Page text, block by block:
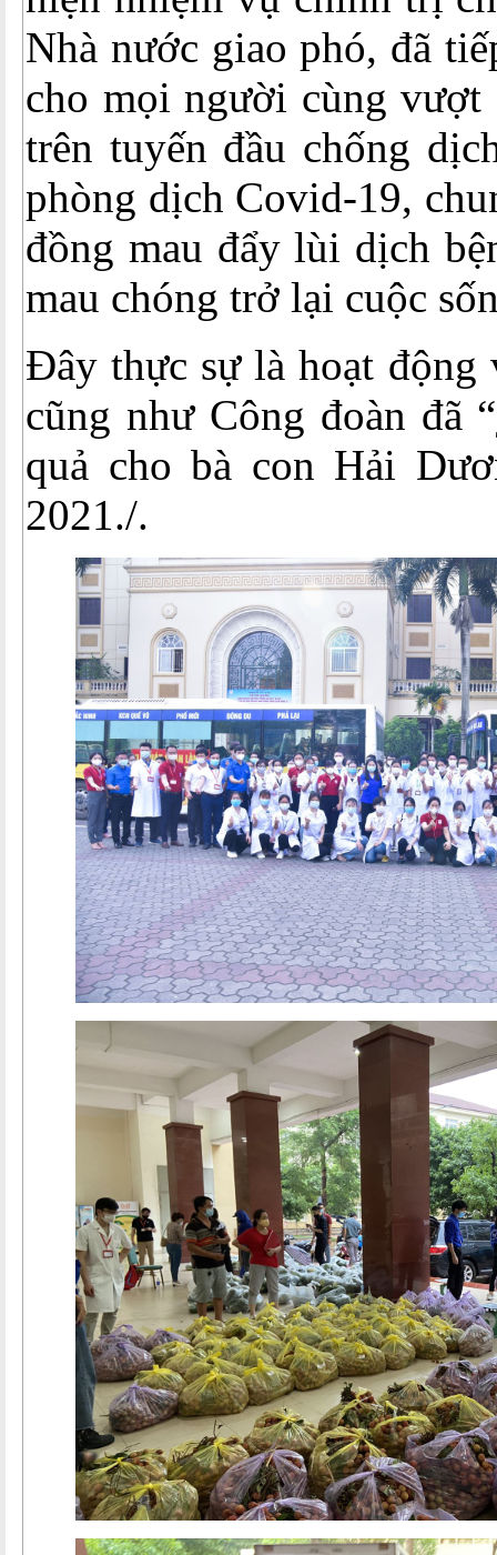
Nhà nước giao phó, đã
cho mọi người cùng vượt
trên tuyến đầu chống
phòng dịch Covid-19,
đồng mau đẩy lùi dịch
mau chóng trở lại cuộc
Đây thực sự là hoạt động
cũng như Công đoàn đã “
quả cho bà con Hải
2021./.